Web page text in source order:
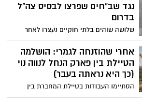
נגד שב"חים שפרצו לבסיס צה"ל
בדרום
שלושה שוהים בלתי חוקיים נעצרו לאחר
שחדרו לבסיס צה"ל בדרום הארץ וגנבו
אמצעי לחימה. כתב אישום הוגש נגדם בגין
עבירות של שהייה בלתי חוקית, כניסה לא
מוסמכת למקום צבאי והפרעה לשוטר במילוי
תפקידו.
אחרי שהוזנחה לגמרי: הושלמה
הטיילת בין פארק הנחל לנווה נוי
(כך היא נראתה בעבר)
הסתיימו העבודות בטיילת המחברת בין
שכונת נווה נוי לפארק נחל באר שבע, כך